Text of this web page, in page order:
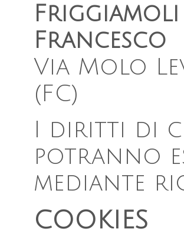
Francesco
Via Molo
(FC)
I diritti di
potranno
mediante
COOKIES